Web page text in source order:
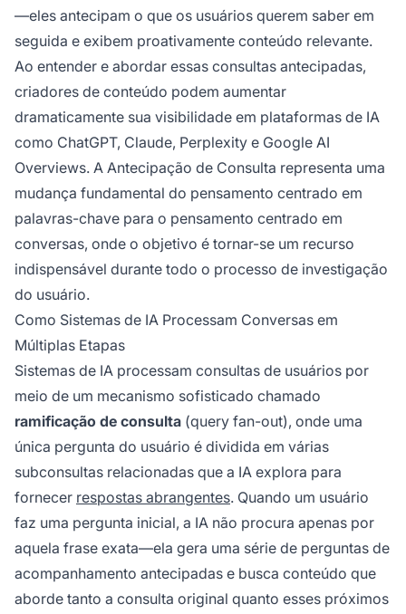
—eles antecipam o que os usuários querem saber em
seguida e exibem proativamente conteúdo relevante.
Ao entender e abordar essas consultas antecipadas,
criadores de conteúdo podem aumentar
dramaticamente sua visibilidade em plataformas de IA
como ChatGPT, Claude, Perplexity e Google AI
Overviews. A Antecipação de Consulta representa uma
mudança fundamental do pensamento centrado em
palavras-chave para o pensamento centrado em
conversas, onde o objetivo é tornar-se um recurso
indispensável durante todo o processo de investigação
do usuário.
Como Sistemas de IA Processam Conversas em
Múltiplas Etapas
Sistemas de IA processam consultas de usuários por
meio de um mecanismo sofisticado chamado
ramificação de consulta (query fan-out), onde uma
única pergunta do usuário é dividida em várias
subconsultas relacionadas que a IA explora para
fornecer respostas abrangentes. Quando um usuário
faz uma pergunta inicial, a IA não procura apenas por
aquela frase exata—ela gera uma série de perguntas de
acompanhamento antecipadas e busca conteúdo que
aborde tanto a consulta original quanto esses próximos